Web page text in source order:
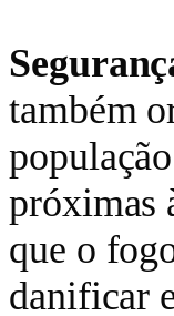
também
próximas
que o
danificar